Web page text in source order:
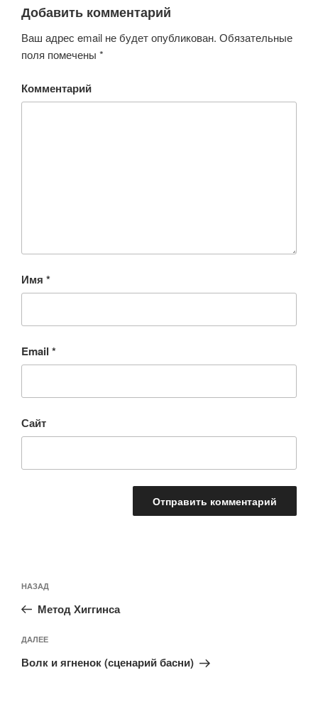
Добавить комментарий
Ваш адрес email не будет опубликован. Обязательные
поля помечены *
Комментарий
Имя *
Email *
Сайт
по
записям
Предыдущая
запись:
НАЗАД
Метод Хиггинса
Следующая
запись
ДАЛЕЕ
Волк и ягненок (сценарий басни)